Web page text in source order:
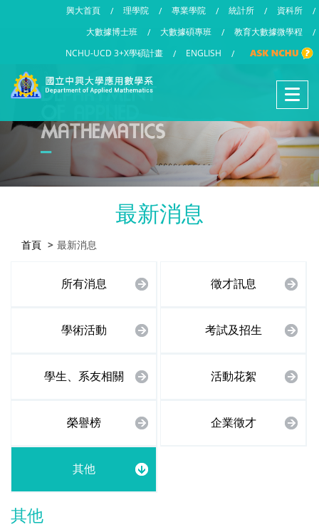
興大首頁 / 理學院 / 專業學院 / 統計所 / 資科所
/
大數據博士班
/ 大數據碩專班 / 教育大數據微學程
/
NCHU-UCD 3+X學碩計畫
/ ENGLISH /
最新消息
首頁 最新消息
所有消息 徵才訊息
學術活動 考試及招生
學生、系友相關 活動花絮
榮譽榜 企業徵才
其他
其他